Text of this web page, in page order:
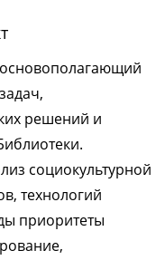
решений и
социокультурной
технологий
приоритеты